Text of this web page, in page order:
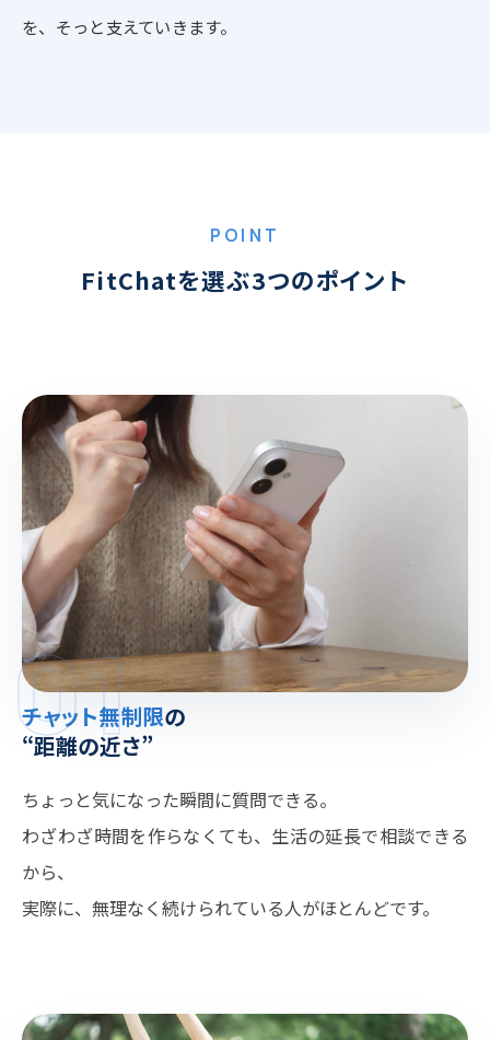
を、そっと支えていきます。
POINT
FitChatを選ぶ3つのポイント
01
チャット無制限の
“距離の近さ”
ちょっと気になった瞬間に質問できる。
わざわざ時間を作らなくても、生活の延長で相談できる
から、
実際に、無理なく続けられている人がほとんどです。